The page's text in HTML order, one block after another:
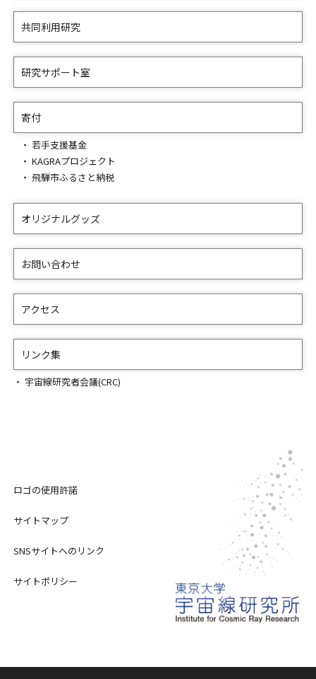
共同利用研究
研究サポート室
寄付
若手支援基金
KAGRAプロジェクト
飛騨市ふるさと納税
オリジナルグッズ
お問い合わせ
アクセス
リンク集
宇宙線研究者会議(CRC)
ロゴの使用許諾
サイトマップ
SNSサイトへのリンク
サイトポリシー